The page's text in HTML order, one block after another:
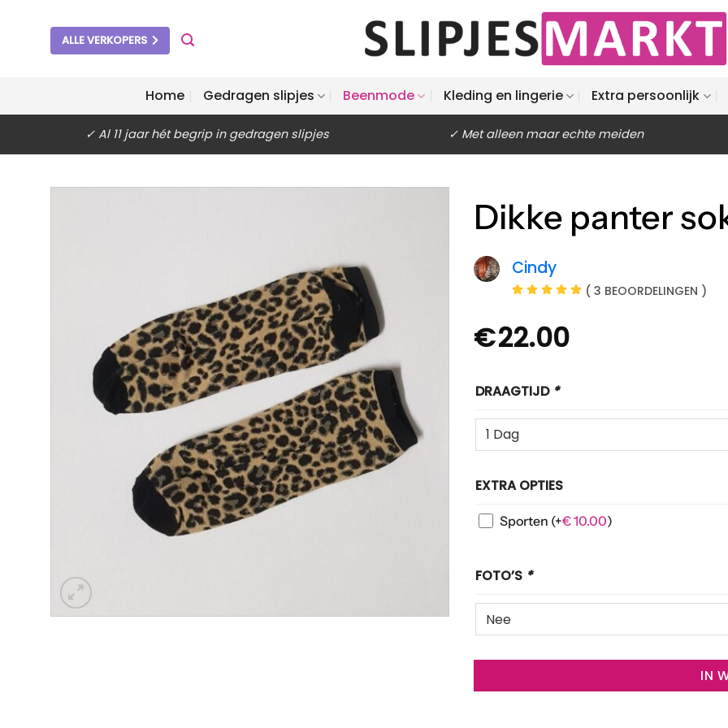
ALLE VERKOPERS
Home Gedragen slipjes Beenmode Kleding en lingerie Extra persoonlijk
✓ Al 11 jaar hét begrip in gedragen slipjes ✓ Met alleen maar echte meiden
Dikke panter
Cindy
( 3 BEOORDELINGEN )
€22.00
DRAAGTIJD *
EXTRA OPTIES
Sporten (+€10.00)
FOTO’S *
IN